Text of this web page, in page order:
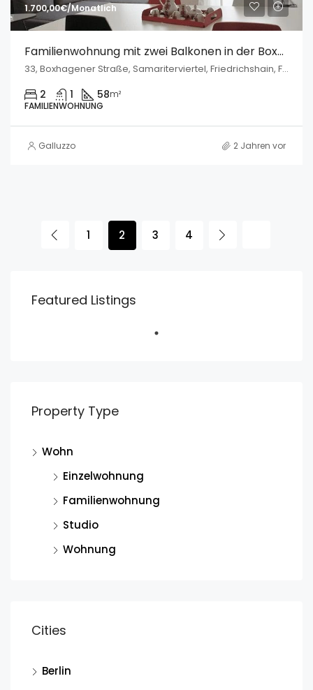
1.700,00€/Monatlich
Familienwohnung mit zwei Balkonen in der Boxhagener Str.
33, Boxhagener Straße, Samariterviertel, Friedrichshain, Friedrichshain-Kreuzberg, Berlin, 10245, Deutschland
2 1 58m²
FAMILIENWOHNUNG
Galluzzo 2 Jahren vor
1 2 3 4
Featured Listings
Property Type
Wohn
Einzelwohnung
Familienwohnung
Studio
Wohnung
Cities
Berlin